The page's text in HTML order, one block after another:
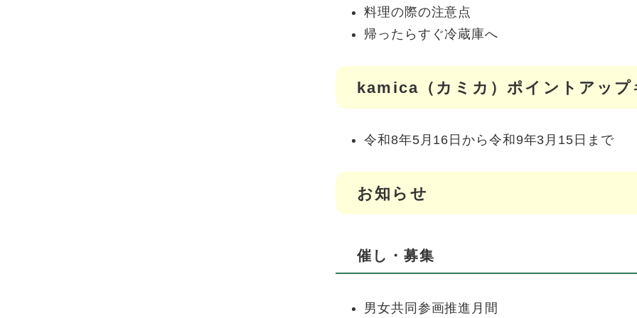
料理の際の注意点
帰ったらすぐ冷蔵庫へ
kamica（カミカ）ポイントアップ
令和8年5月16日から令和9年3月15日まで
お知らせ
催し・募集
男女共同参画推進月間